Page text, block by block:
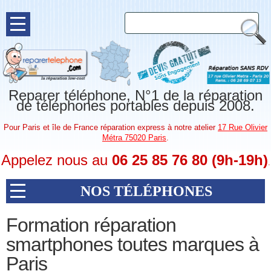
Reparer téléphone, N°1 de la réparation
de téléphones portables depuis 2008.
Pour Paris et île de France réparation express à notre atelier 17 Rue Olivier
Métra 75020 Paris.
Appelez nous au 06 25 85 76 80 (9h-19h)
NOS TÉLÉPHONES
Formation réparation
smartphones toutes marques à
Paris